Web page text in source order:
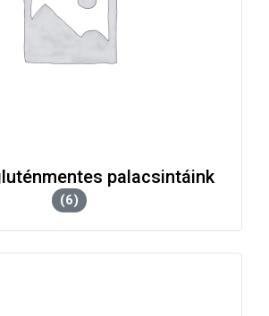
Állandó gluténmentes palacsintáink
(6)